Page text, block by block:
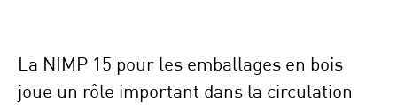
La NIMP 15 pour les emballages en bois
joue un rôle important dans la circulation